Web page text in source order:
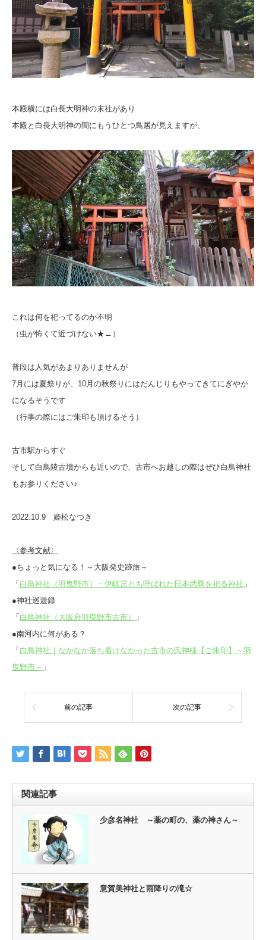
本殿横には白長大明神の末社があり
本殿と白長大明神の間にもうひとつ鳥居が見えますが、
これは何を祀ってるのか不明
（虫が怖くて近づけない★←）
普段は人気があまりありませんが
7月には夏祭りが、10月の秋祭りにはだんじりもやってきてにぎやか
になるそうです
（行事の際にはご朱印も頂けるそう）
古市駅からすぐ
そして白鳥陵古墳からも近いので、古市へお越しの際はぜひ白鳥神社
もお参りください♪
2022.10.9 姫松なつき
〈参考文献〉
●ちょっと気になる！～大阪発史跡旅～
「 白鳥神社（羽曳野市）・伊岐宮とも呼ばれた日本武尊を祀る神社 」
●神社巡遊録
「 白鳥神社（大阪府羽曳野市古市）
」
●南河内に何がある？
「 白鳥神社｜なかなか落ち着けなかった古市の氏神様【ご朱印】～羽
曳野市～ 」
前の記事 次の記事
関連記事
少彦名神社 ～薬の町の、薬の神さん～
意賀美神社と雨降りの滝☆